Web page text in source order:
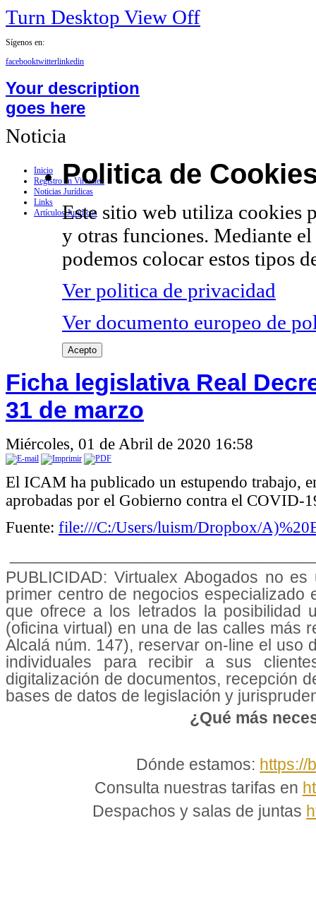
Turn Desktop View Off
Sígenos en:
facebooktwitterlinkedin
Your description
goes here
Inicio
Registro en Virtualex
Noticias Jurídicas
Links
Artículos Jurídicos
Noticia
Politica de
Este sitio web utiliza cookies
y otras funciones. Mediante
podemos colocar estos tipos
Ver politica de privacidad
Ver documento europeo de
Acepto
Ficha legislativa Real
31 de marzo
Miércoles, 01 de Abril de 2020 16:58
El ICAM ha publicado un estupendo trabajo,
aprobadas por el Gobierno contra el COVID-
Fuente: file:///C:/Users/luism/Dropbox/
PUBLICIDAD: Virtualex Abogados no
primer centro de negocios especializado
que ofrece a los letrados la posibilidad
(oficina virtual) en una de las calles más
Alcalá núm. 147), reservar on-line el uso
individuales para recibir a sus
digitalización de documentos, recepción
bases de datos de legislación y
¿Qué más
Dónde estamos: https://
Consulta nuestras tarifas en
Despachos y salas de juntas